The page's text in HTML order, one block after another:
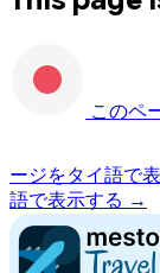
このペ
ージをタイ語で
語で表示する →